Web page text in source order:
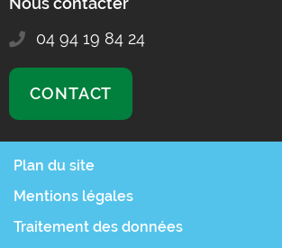
04 94 19 84 24
CONTACT
Plan du site
Mentions légales
Traitement des données